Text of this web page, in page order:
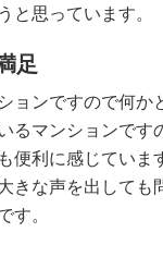
と思っています。
足
ョンですので何か
るマンションです
便利に感じてい
きな声を出して
す。